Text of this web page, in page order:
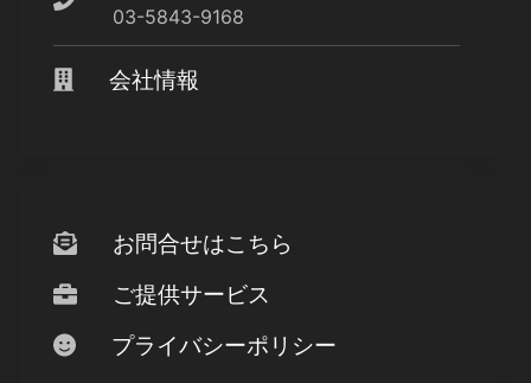
03-5843-9168
会社情報
お問合せはこちら
ご提供サービス
プライバシーポリシー